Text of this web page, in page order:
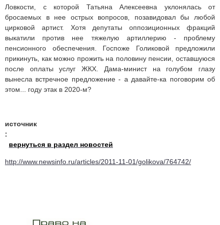
Ловкости, с которой Татьяна Алексеевна уклонялась от
бросаемых в нее острых вопросов, позавидовал бы любой
цирковой артист. Хотя депутаты оппозиционных фракций
выкатили против нее тяжелую артиллерию - проблему
пенсионного обеспечения. Госпоже Голиковой предложили
прикинуть, как можно прожить на половину пенсии, оставшуюся
после оплаты услуг ЖКХ. Дама-минист на голубом глазу
вынесла встречное предложение - а давайте-ка поговорим об
этом... году этак в 2020-м?
источник
:
вернуться в раздел новостей
http://www.newsinfo.ru/articles/2011-11-01/golikova/764742/